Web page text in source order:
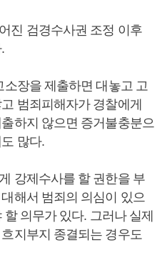
진 검경수사권 조정 이후
장을 제출하면 대놓고 고
범죄피해자가 경찰에게
하지 않으면 증거불충분으
많다.
강제수사를 할 권한을 부
해서 범죄의 의심이 있으
의무가 있다. 그러나 실제
지부지 종결되는 경우도